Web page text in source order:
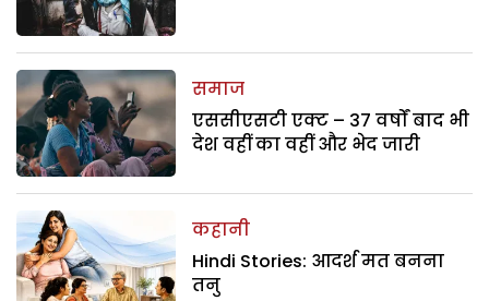
समाज
एससीएसटी एक्ट – 37 वर्षों बाद भी
देश वहीं का वहीं और भेद जारी
कहानी
Hindi Stories: आदर्श मत बनना
तनु